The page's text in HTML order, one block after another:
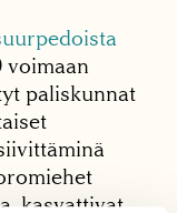
voimaan
paliskunnat
kasvattivat